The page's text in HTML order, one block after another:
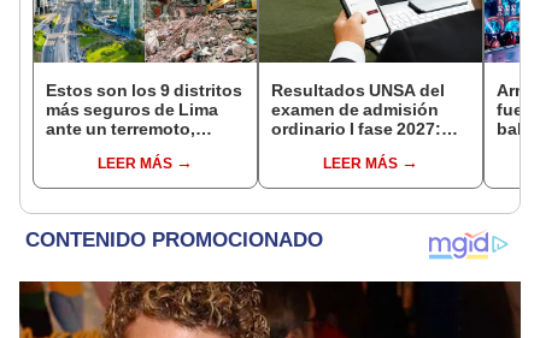
Estos son los 9 distritos
más seguros de Lima
ante un terremoto,
LEER MÁS
Resultados UNSA del
examen de admisión
ordinario I fase 2027:
resultados por carreras
LEER MÁS
fue